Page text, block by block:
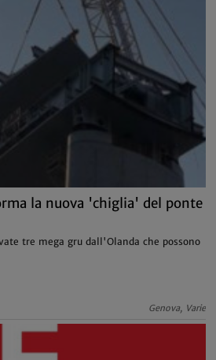
la nuova 'chiglia' del ponte
tre mega gru dall'Olanda che possono
Genova, Varie